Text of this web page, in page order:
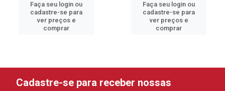
Faça seu login ou
cadastre-se para
ver preços e
comprar
Faça seu login ou
cadastre-se para
ver preços e
comprar
Cadastre-se para receber nossas